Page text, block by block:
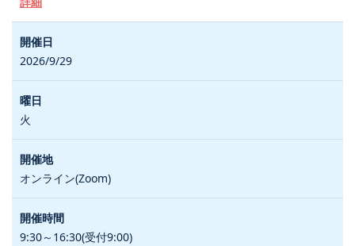
2026/9/29
火
オンライン(Zoom)
9:30～16:30(受付9:00)